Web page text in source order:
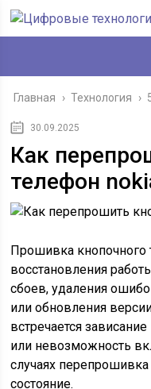
Главная › Технология ›
30.09.2025
Как
телефон
Прошивка кнопочного
восстановления
сбоев, удаления
или обновления
встречается
или невозможность
случаях
состояние.